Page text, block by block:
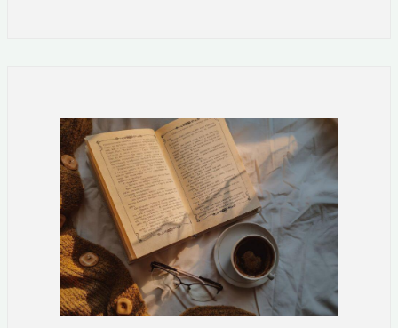
Marraskuun
uutiskirje